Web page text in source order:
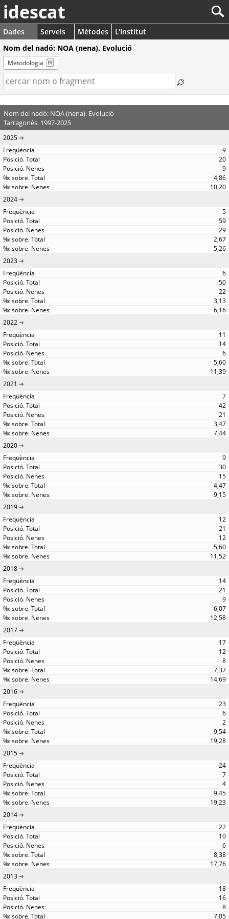
idescat
Dades Serveis Mètodes
L'Institut
Nom del nadó: NOA (nena). Evolució
Metodologia
Nom del nadó: NOA (nena). Evolució
Tarragonès. 1997-2025
2025
9
20
9
4,86
10,20
2024
5
59
29
2,67
5,26
2023
6
50
22
3,13
6,16
2022
11
14
6
5,60
11,39
2021
7
42
21
3,47
7,44
2020
9
30
15
4,47
9,15
2019
12
21
12
5,60
11,52
2018
14
21
9
6,07
12,58
2017
17
12
8
7,37
14,69
2016
23
6
2
9,54
19,28
2015
24
7
4
9,45
19,23
2014
22
10
6
8,38
17,76
2013
18
16
8
7,05